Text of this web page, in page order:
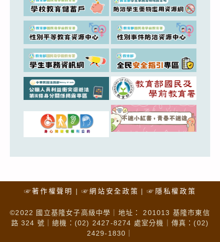
☞著作權聲明 ☞網站安全政策 ☞隱私權政策
©2022 國立基隆女子高級中學｜地址： 201013 基隆市東信
路 324 號｜總機：(02) 2427-8274 處室分機｜傳真：(02)
2429-1830｜